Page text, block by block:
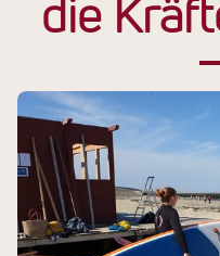
die